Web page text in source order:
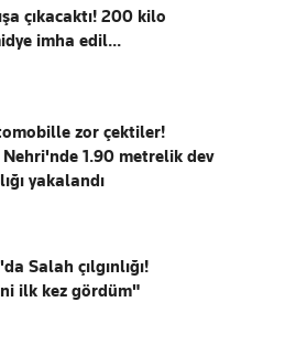
çıkacaktı! 200 kilo
imha edil...
zor çektiler!
1.90 metrelik dev
yakalandı
Salah çılgınlığı!
ilk kez gördüm"